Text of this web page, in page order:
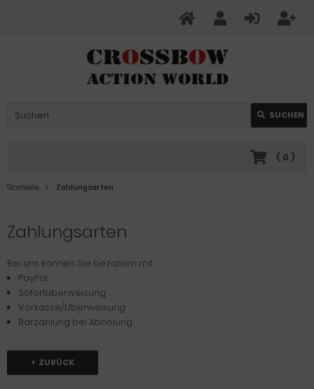
SUCHEN
( 0 )
Startseite Zahlungsarten
Zahlungsarten
Bei uns können Sie bezahlen mit:
PayPal
Sofortüberweisung
Vorkasse/Überweisung
Barzahlung bei Abholung
ZURÜCK